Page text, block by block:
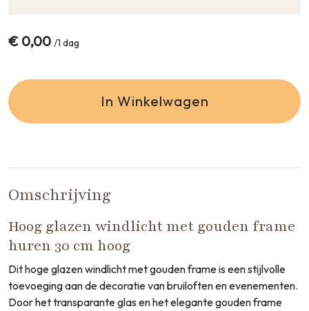
€ 0,00 /1 dag
In Winkelwagen
Omschrijving
Hoog glazen windlicht met gouden frame
huren 30 cm hoog
Dit hoge glazen windlicht met gouden frame is een stijlvolle
toevoeging aan de decoratie van bruiloften en evenementen.
Door het transparante glas en het elegante gouden frame